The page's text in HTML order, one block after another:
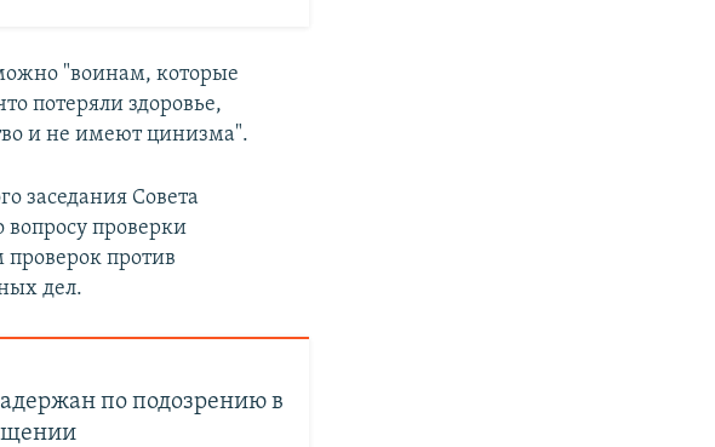
"воинам, которые
потеряли здоровье,
и не имеют цинизма".
заседания Совета
проверки
проверок против
дел.
по подозрению в